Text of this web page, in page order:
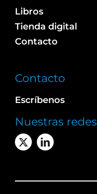
Libros
Tienda digital
Contacto
Contacto
Escríbenos
Nuestras redes